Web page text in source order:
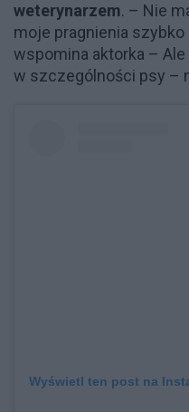
weterynarzem. – Nie
moje pragnienia
wspomina aktorka –
w szczególności psy –
Wyświetl ten post na